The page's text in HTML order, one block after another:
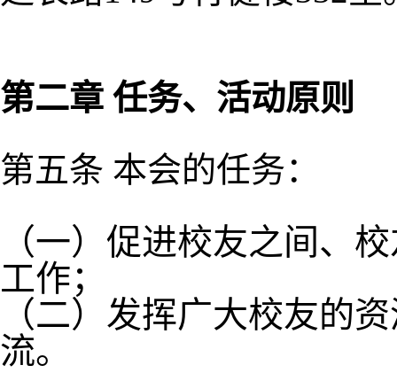
第二章 任务、活动原则
第五条 本会的任务：
（一）促进校友之间、
工作；
（二）发挥广大校友的
流。